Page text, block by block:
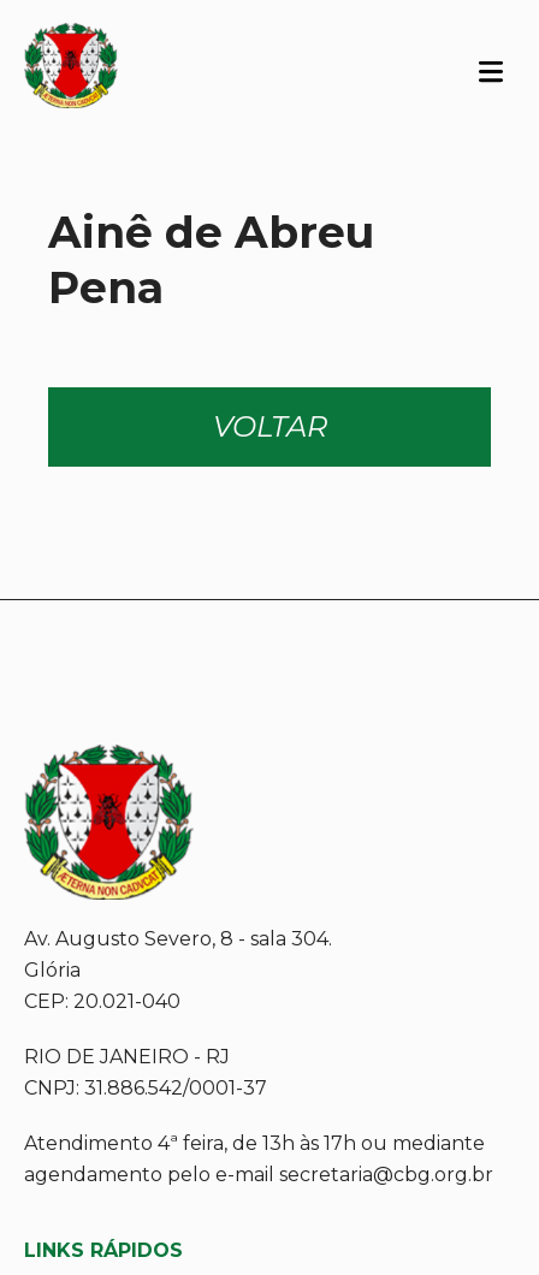
Ainê de Abreu
Pena
VOLTAR
Av. Augusto Severo, 8 - sala 304.
Glória
CEP: 20.021-040
RIO DE JANEIRO - RJ
CNPJ: 31.886.542/0001-37
Atendimento 4ª feira, de 13h às 17h ou mediante
agendamento pelo e-mail secretaria@cbg.org.br
LINKS RÁPIDOS